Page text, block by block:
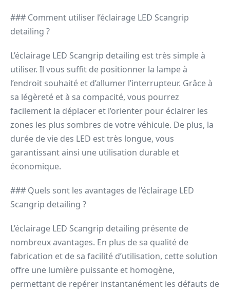
### Comment utiliser l’éclairage LED Scangrip
detailing ?
L’éclairage LED Scangrip detailing est très simple à
utiliser. Il vous suffit de positionner la lampe à
l’endroit souhaité et d’allumer l’interrupteur. Grâce à
sa légèreté et à sa compacité, vous pourrez
facilement la déplacer et l’orienter pour éclairer les
zones les plus sombres de votre véhicule. De plus, la
durée de vie des LED est très longue, vous
garantissant ainsi une utilisation durable et
économique.
### Quels sont les avantages de l’éclairage LED
Scangrip detailing ?
L’éclairage LED Scangrip detailing présente de
nombreux avantages. En plus de sa qualité de
fabrication et de sa facilité d’utilisation, cette solution
offre une lumière puissante et homogène,
permettant de repérer instantanément les défauts de